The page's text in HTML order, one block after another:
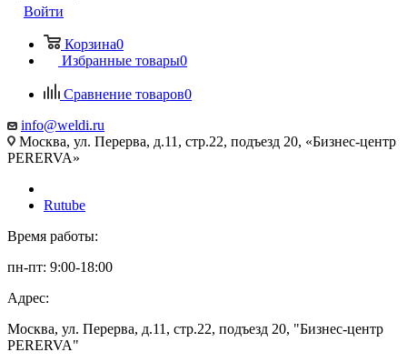
Войти
Корзина0
Избранные товары0
Сравнение товаров0
info@weldi.ru
Москва, ул. Перерва, д.11, стр.22, подъезд 20, «Бизнес-центр
PERERVA»
Rutube
Время работы:
пн-пт: 9:00-18:00
Адрес:
Москва, ул. Перерва, д.11, стр.22, подъезд 20, "Бизнес-центр
PERERVA"